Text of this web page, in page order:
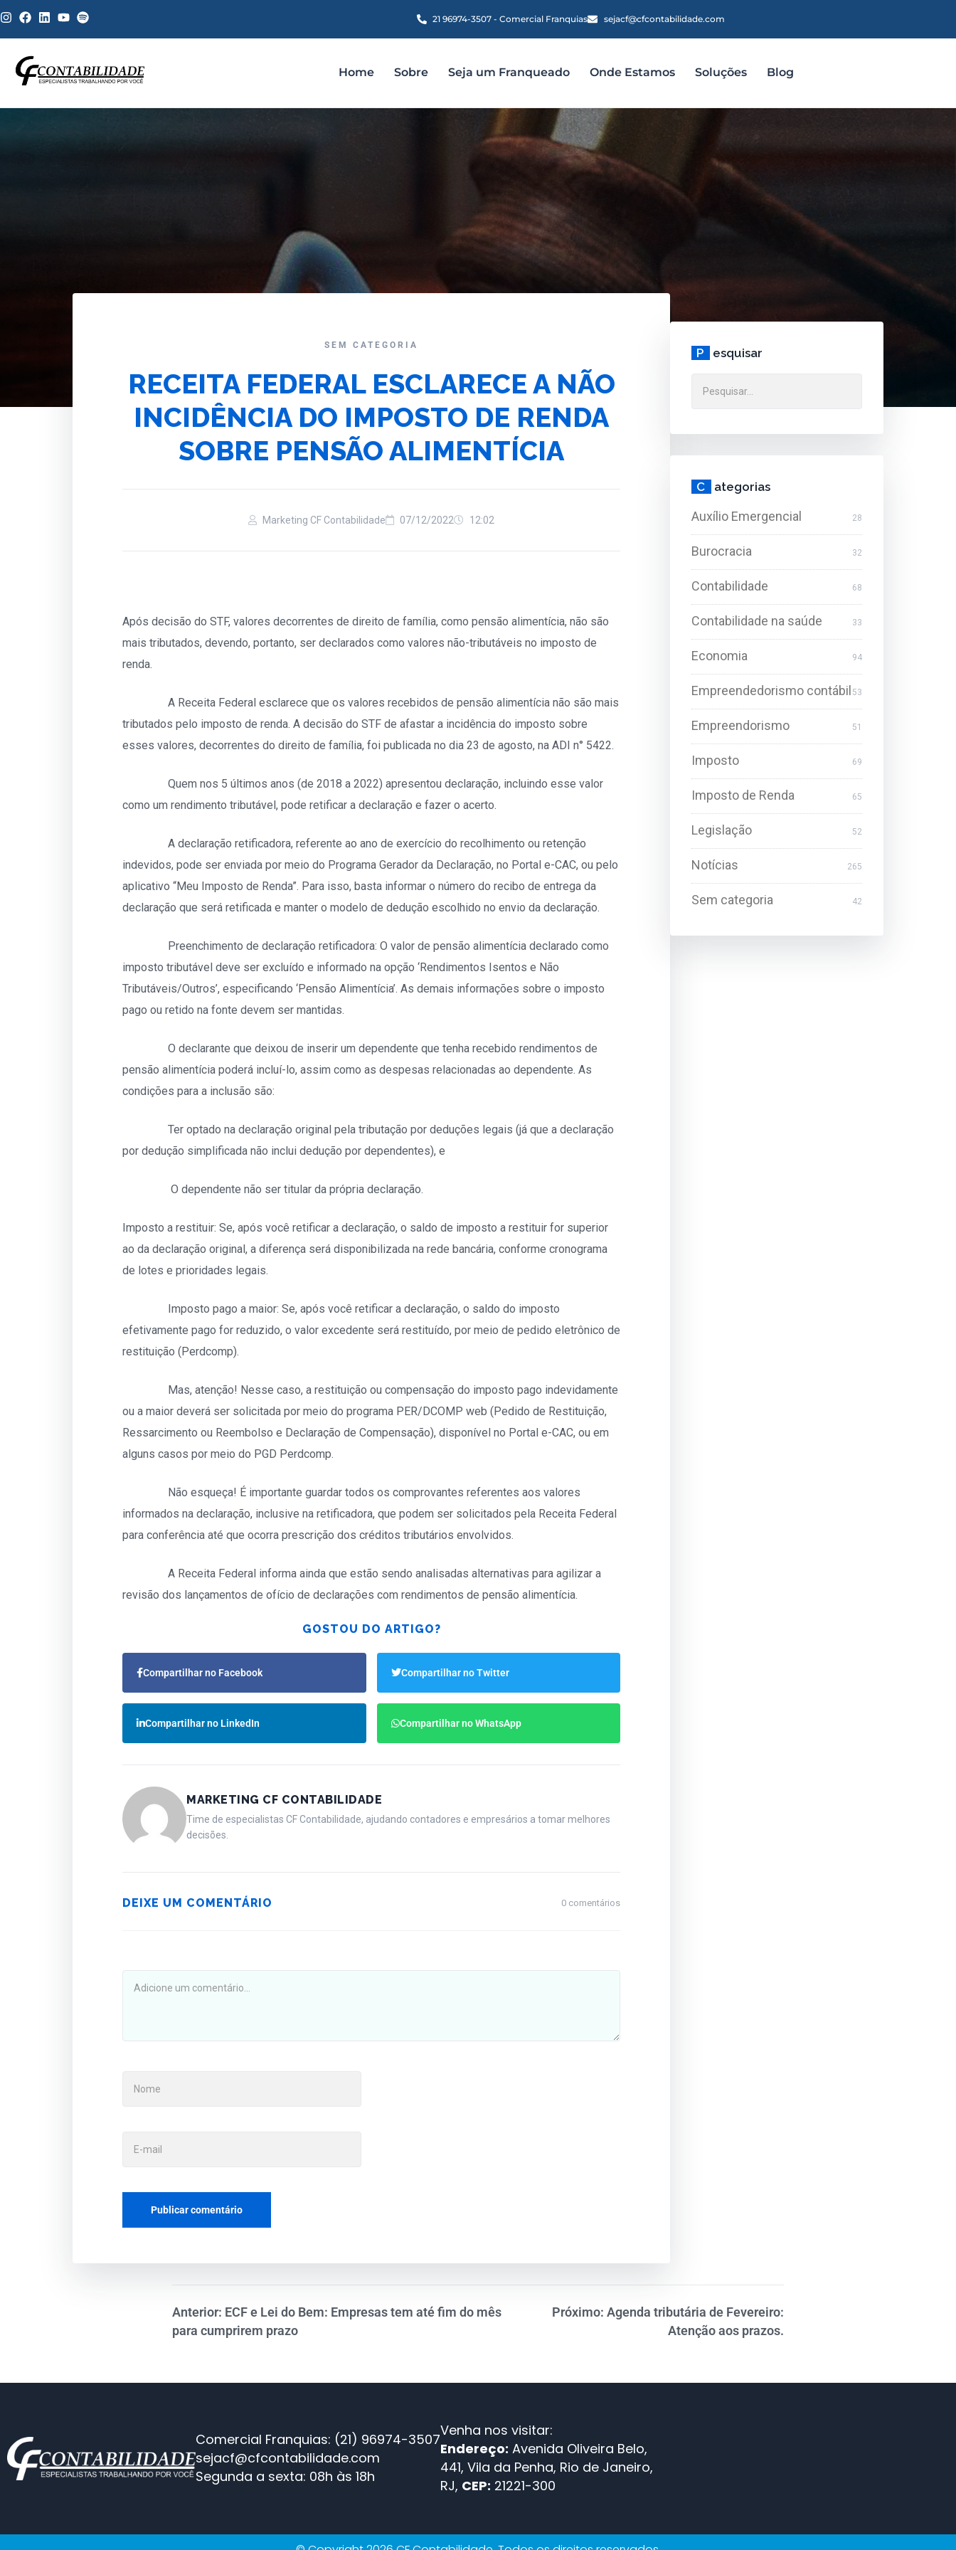
21 96974-3507 - Comercial Franquias sejacf@cfcontabilidade.com
Home Sobre Seja um Franqueado Onde Estamos Soluções Blog
SEM CATEGORIA
RECEITA FEDERAL ESCLARECE A NÃO
INCIDÊNCIA DO IMPOSTO DE RENDA
SOBRE PENSÃO ALIMENTÍCIA
Marketing CF Contabilidade 07/12/2022 12:02
Após decisão do STF, valores decorrentes de direito de família, como pensão alimentícia, não são
mais tributados, devendo, portanto, ser declarados como valores não-tributáveis no imposto de
renda.
A Receita Federal esclarece que os valores recebidos de pensão alimentícia não são mais
tributados pelo imposto de renda. A decisão do STF de afastar a incidência do imposto sobre
esses valores, decorrentes do direito de família, foi publicada no dia 23 de agosto, na ADI n° 5422.
Quem nos 5 últimos anos (de 2018 a 2022) apresentou declaração, incluindo esse valor
como um rendimento tributável, pode retificar a declaração e fazer o acerto.
A declaração retificadora, referente ao ano de exercício do recolhimento ou retenção
indevidos, pode ser enviada por meio do Programa Gerador da Declaração, no Portal e-CAC, ou pelo
aplicativo “Meu Imposto de Renda”. Para isso, basta informar o número do recibo de entrega da
declaração que será retificada e manter o modelo de dedução escolhido no envio da declaração.
Preenchimento de declaração retificadora: O valor de pensão alimentícia declarado como
imposto tributável deve ser excluído e informado na opção ‘Rendimentos Isentos e Não
Tributáveis/Outros’, especificando ‘Pensão Alimentícia’. As demais informações sobre o imposto
pago ou retido na fonte devem ser mantidas.
O declarante que deixou de inserir um dependente que tenha recebido rendimentos de
pensão alimentícia poderá incluí-lo, assim como as despesas relacionadas ao dependente. As
condições para a inclusão são:
Ter optado na declaração original pela tributação por deduções legais (já que a declaração
por dedução simplificada não inclui dedução por dependentes), e
O dependente não ser titular da própria declaração.
Imposto a restituir: Se, após você retificar a declaração, o saldo de imposto a restituir for superior
ao da declaração original, a diferença será disponibilizada na rede bancária, conforme cronograma
de lotes e prioridades legais.
Imposto pago a maior: Se, após você retificar a declaração, o saldo do imposto
efetivamente pago for reduzido, o valor excedente será restituído, por meio de pedido eletrônico de
restituição (Perdcomp).
Mas, atenção! Nesse caso, a restituição ou compensação do imposto pago indevidamente
ou a maior deverá ser solicitada por meio do programa PER/DCOMP web (Pedido de Restituição,
Ressarcimento ou Reembolso e Declaração de Compensação), disponível no Portal e-CAC, ou em
alguns casos por meio do PGD Perdcomp.
Não esqueça! É importante guardar todos os comprovantes referentes aos valores
informados na declaração, inclusive na retificadora, que podem ser solicitados pela Receita Federal
para conferência até que ocorra prescrição dos créditos tributários envolvidos.
A Receita Federal informa ainda que estão sendo analisadas alternativas para agilizar a
revisão dos lançamentos de ofício de declarações com rendimentos de pensão alimentícia.
GOSTOU DO ARTIGO?
Compartilhar no Facebook Compartilhar no Twitter
Compartilhar no LinkedIn Compartilhar no WhatsApp
MARKETING CF CONTABILIDADE
Time de especialistas CF Contabilidade, ajudando contadores e empresários a tomar melhores
decisões.
DEIXE UM COMENTÁRIO 0 comentários
P esquisar
C ategorias
Auxílio Emergencial 28
Burocracia 32
Contabilidade 68
Contabilidade na saúde 33
Economia 94
Empreendedorismo contábil 53
Empreendorismo 51
Imposto 69
Imposto de Renda 65
Legislação 52
Notícias 265
Sem categoria 42
Anterior: ECF e Lei do Bem: Empresas tem até fim do mês
para cumprirem prazo
Próximo: Agenda tributária de Fevereiro:
Atenção aos prazos.
Comercial Franquias: (21) 96974-3507
sejacf@cfcontabilidade.com
Segunda a sexta: 08h às 18h
Venha nos visitar:
Endereço: Avenida Oliveira Belo,
441, Vila da Penha, Rio de Janeiro,
RJ, CEP: 21221-300